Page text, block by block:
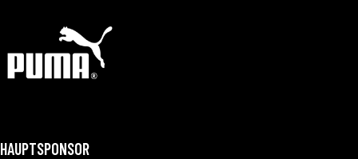
HAUPTSPONSOR